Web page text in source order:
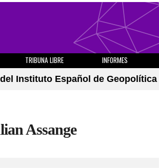
TRIBUNA LIBRE INFORMES
Instituto Español de Geopolítica
Assange